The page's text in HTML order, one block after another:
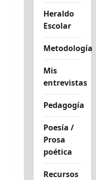
Heraldo
Escolar
Metodología
Mis
entrevistas
Pedagogía
Poesía /
Prosa
poética
Recursos